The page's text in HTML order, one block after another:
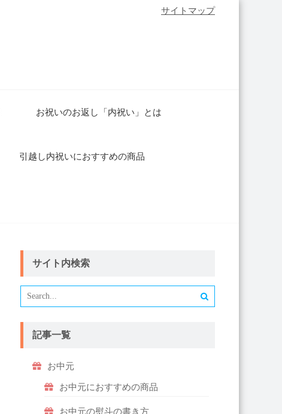
サイトマップ
お祝いのお返し「内祝い」とは
引越し内祝いにおすすめの商品
サイト内検索
記事一覧
お中元
お中元におすすめの商品
お中元の熨斗の書き方